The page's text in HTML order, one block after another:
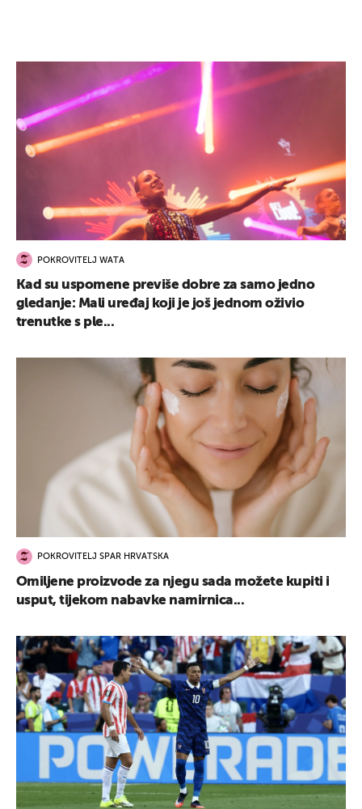
POKROVITELJ WATA
Kad su uspomene previše dobre za samo jedno
gledanje: Mali uređaj koji je još jednom oživio
trenutke s ple...
POKROVITELJ SPAR HRVATSKA
Omiljene proizvode za njegu sada možete kupiti i
usput, tijekom nabavke namirnica...